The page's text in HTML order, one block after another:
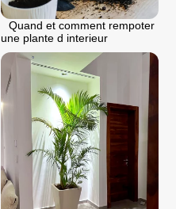
Quand et comment rempoter
une plante d interieur